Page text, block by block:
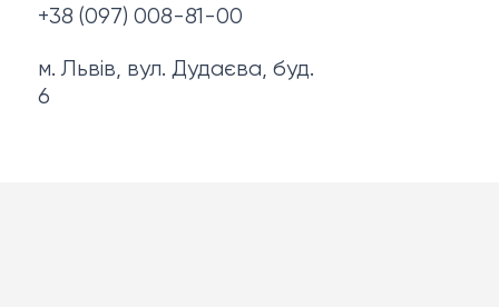
+38 (097) 008-81-00
м. Львів, вул. Дудаєва, буд.
6